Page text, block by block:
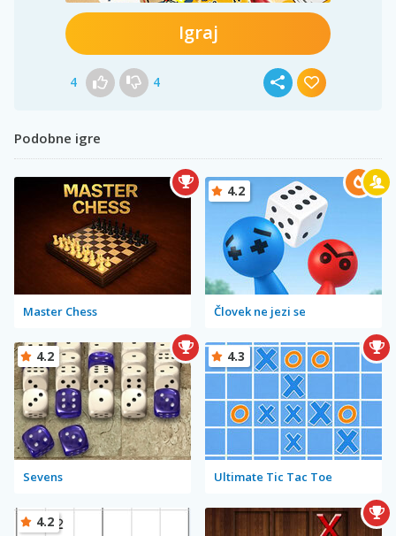
Igraj
4 4
Podobne igre
Master Chess Človek ne jezi se
4.2
Sevens
4.2
Ultimate Tic Tac Toe
4.3
4.2